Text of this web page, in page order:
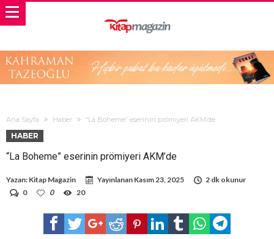
Ana Sayfa Haber “La Boheme” eserinin prömiyeri AKM’de
HABER
“La Boheme” eserinin prömiyeri AKM’de
Yazan: Kitap Magazin Yayınlanan Kasım 23, 2025
2 dk okunur
0
0 20